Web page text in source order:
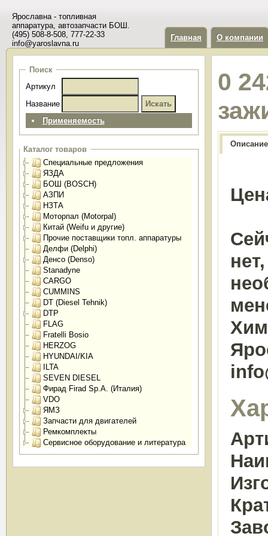
Ярославна - топливная
аппаратура, автозапчасти БОШ.
(495) 508-8-508, 777-22-33
info@yaroslavna.ru
Главная О компании
Поиск
Артикул
Название
Применяемость
Каталог товаров
Специальные предложения
ЯЗДА
БОШ (BOSCH)
АЗПИ
НЗТА
Моторпал (Motorpal)
Китай (Weifu и другие)
Прочие поставщики топл. аппаратуры
Делфи (Delphi)
Денсо (Denso)
Stanadyne
CARGO
CUMMINS
DT (Diesel Tehnik)
DTP
FLAG
Fratelli Bosio
HERZOG
HYUNDAI/KIA
ILTA
SEVEN DIESEL
Фирад Firad Sp.A. (Италия)
VDO
ЯМЗ
Запчасти для двигателей
Ремкомплекты
Сервисное оборудование и литература
0
Описание